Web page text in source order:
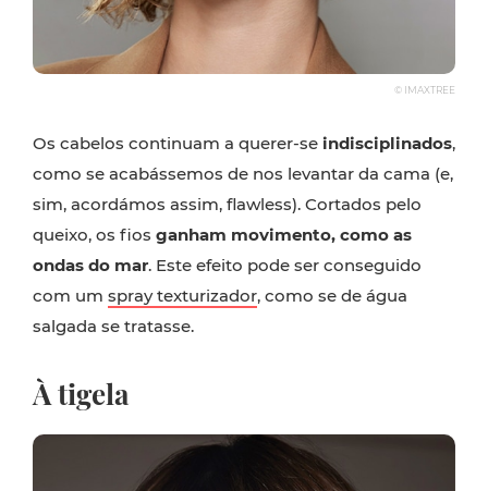
© IMAXTREE
Os cabelos continuam a querer-se indisciplinados,
como se acabássemos de nos levantar da cama (e,
sim, acordámos assim, flawless). Cortados pelo
queixo, os fios ganham movimento, como as
ondas do mar. Este efeito pode ser conseguido
com um spray texturizador, como se de água
salgada se tratasse.
À tigela